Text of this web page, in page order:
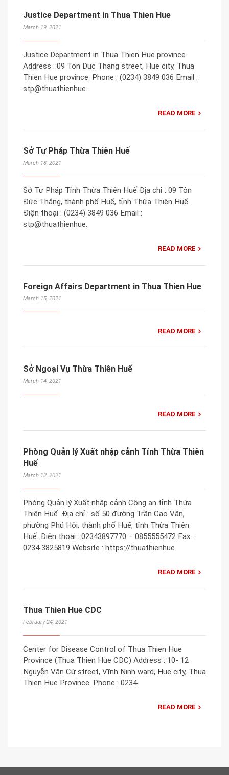
Justice Department in Thua Thien Hue
March 19, 2021
Justice Department in Thua Thien Hue province
Address : 09 Ton Duc Thang street, Hue city, Thua
Thien Hue province. Phone : (0234) 3849 036 Email :
stp@thuathienhue.
READ MORE
Sở Tư Pháp Thừa Thiên Huế
March 18, 2021
Sở Tư Pháp Tỉnh Thừa Thiên Huế Địa chỉ : 09 Tôn
Đức Thắng, thành phố Huế, tỉnh Thừa Thiên Huế.
Điện thoại : (0234) 3849 036 Email :
stp@thuathienhue.
READ MORE
Foreign Affairs Department in Thua Thien Hue
March 15, 2021
READ MORE
Sở Ngoại Vụ Thừa Thiên Huế
March 14, 2021
READ MORE
Phòng Quản lý Xuất nhập cảnh Tỉnh Thừa Thiên
Huế
March 12, 2021
Phòng Quản lý Xuất nhập cảnh Công an tỉnh Thừa
Thiên Huế Địa chỉ : số 50 đường Trần Cao Vân,
phường Phú Hội, thành phố Huế, tỉnh Thừa Thiên
Huế. Điện thoại : 02343897770 – 0855555472 Fax :
0234 3825819 Website : https://thuathienhue.
READ MORE
Thua Thien Hue CDC
February 24, 2021
Center for Disease Control of Thua Thien Hue
Province (Thua Thien Hue CDC) Address : 10- 12
Nguyễn Văn Cừ street, Vĩnh Ninh ward, Hue city, Thua
Thien Hue Province. Phone : 0234.
READ MORE